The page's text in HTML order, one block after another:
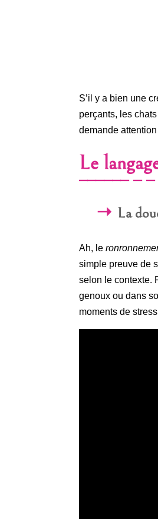
S’il y a bien une
perçants, les
demande
Le
La
Ah, le
simple preuve de
selon le contexte.
genoux ou dans
moments de